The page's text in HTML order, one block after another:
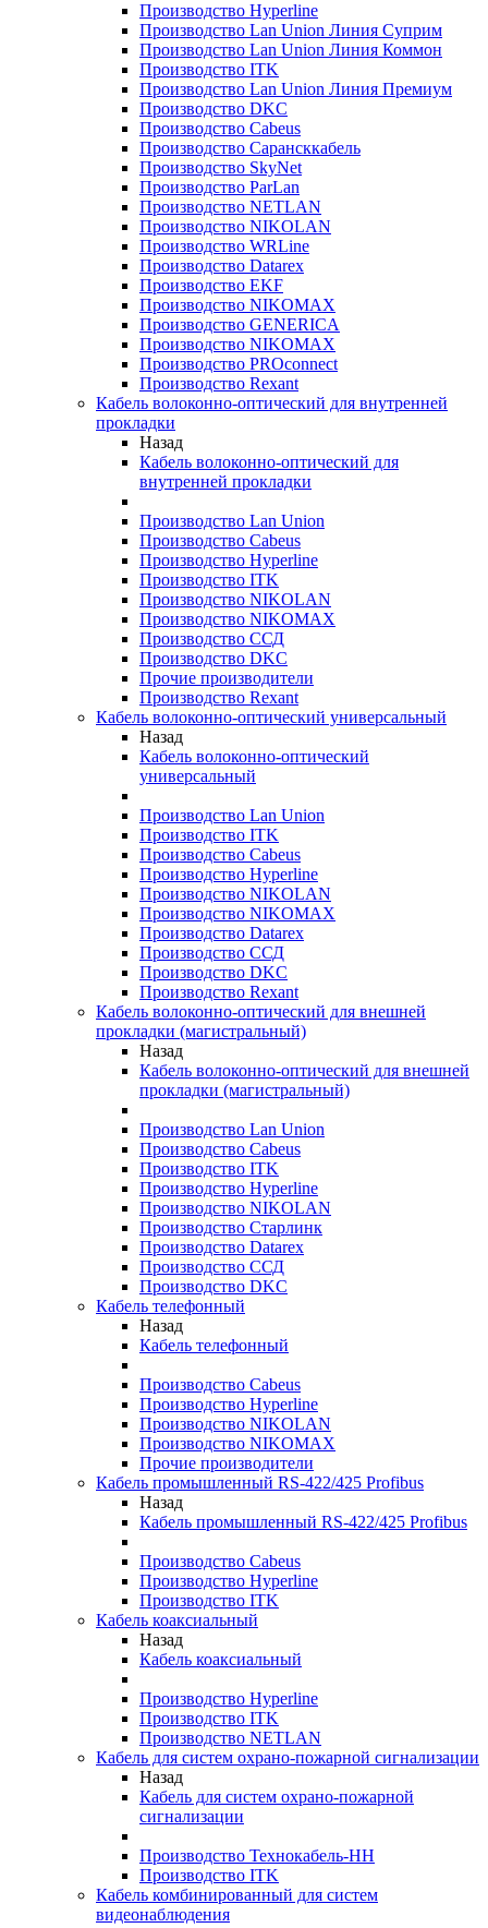
Производство Hyperline
Производство Lan Union Линия Суприм
Производство Lan Union Линия Коммон
Производство ITK
Производство Lan Union Линия Премиум
Производство DKC
Производство Cabeus
Производство Сарансккабель
Производство SkyNet
Производство ParLan
Производство NETLAN
Производство NIKOLAN
Производство WRLine
Производство Datarex
Производство EKF
Производство NIKOMAX
Производство GENERICA
Производство NIKOMAX
Производство PROconnect
Производство Rexant
Кабель волоконно-оптический для внутренней
прокладки
Назад
Кабель волоконно-оптический для
внутренней прокладки
Производство Lan Union
Производство Cabeus
Производство Hyperline
Производство ITK
Производство NIKOLAN
Производство NIKOMAX
Производство ССД
Производство DKC
Прочие производители
Производство Rexant
Кабель волоконно-оптический универсальный
Назад
Кабель волоконно-оптический
универсальный
Производство Lan Union
Производство ITK
Производство Cabeus
Производство Hyperline
Производство NIKOLAN
Производство NIKOMAX
Производство Datarex
Производство ССД
Производство DKC
Производство Rexant
Кабель волоконно-оптический для внешней
прокладки (магистральный)
Назад
Кабель волоконно-оптический для внешней
прокладки (магистральный)
Производство Lan Union
Производство Cabeus
Производство ITK
Производство Hyperline
Производство NIKOLAN
Производство Старлинк
Производство Datarex
Производство ССД
Производство DKC
Кабель телефонный
Назад
Кабель телефонный
Производство Cabeus
Производство Hyperline
Производство NIKOLAN
Производство NIKOMAX
Прочие производители
Кабель промышленный RS-422/425 Profibus
Назад
Кабель промышленный RS-422/425 Profibus
Производство Cabeus
Производство Hyperline
Производство ITK
Кабель коаксиальный
Назад
Кабель коаксиальный
Производство Hyperline
Производство ITK
Производство NETLAN
Кабель для систем охрано-пожарной сигнализации
Назад
Кабель для систем охрано-пожарной
сигнализации
Производство Технокабель-НН
Производство ITK
Кабель комбинированный для систем
видеонаблюдения